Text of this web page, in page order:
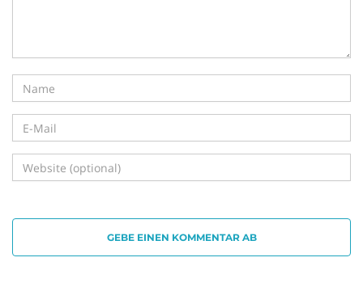
GEBE EINEN KOMMENTAR AB